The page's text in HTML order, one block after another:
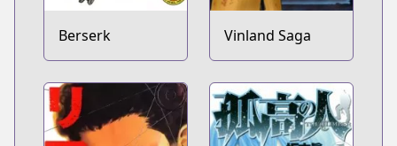
Berserk Vinland Saga